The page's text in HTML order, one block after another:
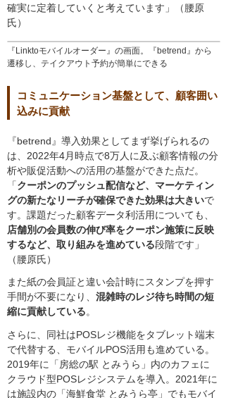
『Linktoモバイルオーダー』の画面。『betrend』から
遷移し、テイクアウト予約が簡単にできる
確実に定着していくと考えています」（腰原
氏）
コミュニケーション基盤として、顧客囲い
込みに貢献
『betrend』導入効果としてまず挙げられるの
は、2022年4月時点で8万人に及ぶ顧客情報の分
析や販促活動への活用の基盤ができた点だ。
「クーポンのプッシュ配信など、マーケティン
グの新たなリーチが確保できた効果は大きいで
す。課題だった顧客データ利活用についても、
店舗別の会員数の伸び率をクーポン施策に反映
するなど、取り組みを進めている段階です」
（腰原氏）
また紙の会員証と違い会計時にスタンプを押す
手間が不要になり、 混雑時のレジ待ち時間の短
縮に貢献している。
さらに、同社はPOSレジ機能をタブレット端末
で代替する、モバイルPOS活用も進めている。
2019年に「房総の駅 とみうら」内のカフェに
クラウド型POSレジシステムを導入。2021年に
は施設内の「海鮮食堂 とみうら亭」でもモバイ